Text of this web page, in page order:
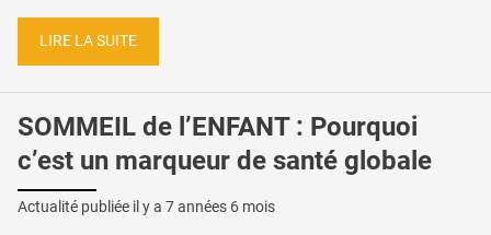
LIRE LA SUITE
SOMMEIL de l’ENFANT : Pourquoi
c’est un marqueur de santé globale
Actualité publiée il y a 7 années 6 mois